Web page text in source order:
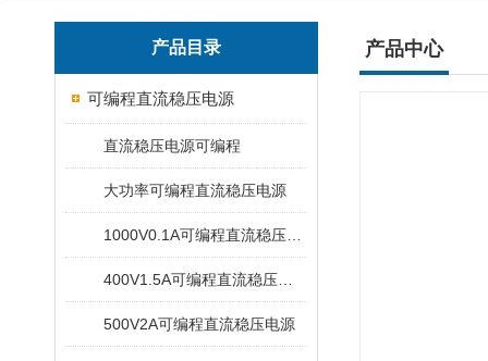
产品目录
可编程直流稳压电源
直流稳压电源可编程
大功率可编程直流稳压电源
500V2A可编程直流稳压电源
产品中心